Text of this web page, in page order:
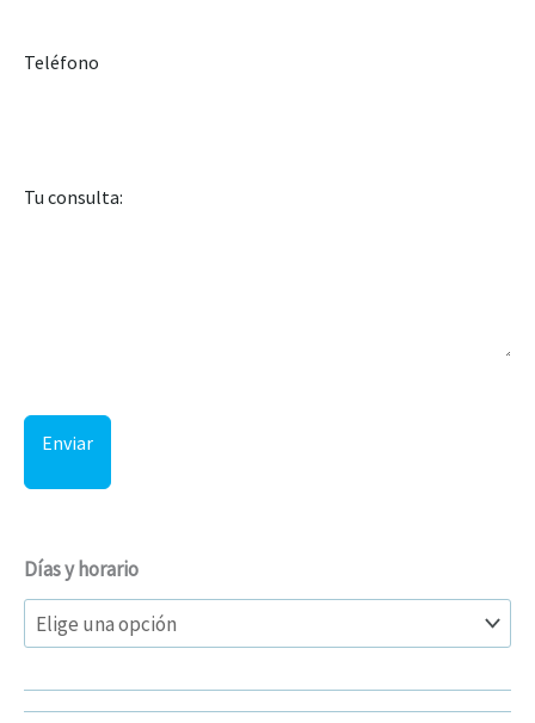
Teléfono
Tu consulta:
Enviar
Días y horario